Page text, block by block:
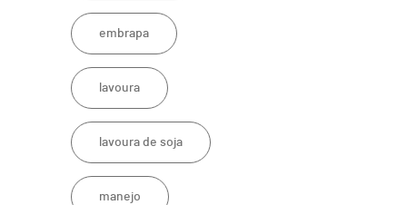
embrapa
lavoura
lavoura de soja
manejo